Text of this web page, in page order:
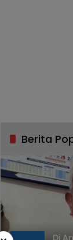
Berita
Di